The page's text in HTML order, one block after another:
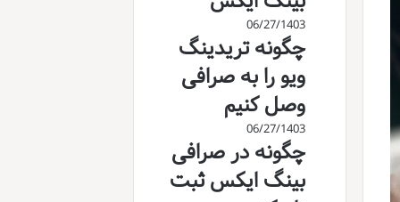
06/27/1403
چگونه تریدینگ
ویو را به صرافی
وصل کنیم
06/27/1403
چگونه در صرافی
بینگ ایکس ثبت